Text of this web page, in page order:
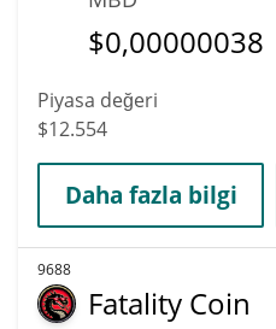
$0,00000038
Piyasa değeri
$12.554
Daha fazla bilgi
9688
Fatality Coin